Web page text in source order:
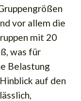
vor allem die
mit 20
was für
Belastung
auf den